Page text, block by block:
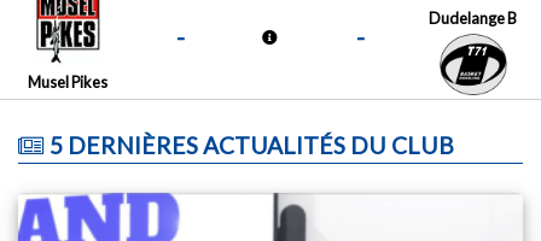
Musel Pikes
- -
Dudelange B
5 DERNIÈRES ACTUALITÉS DU CLUB